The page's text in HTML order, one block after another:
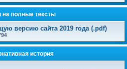
полные тексты
версию сайта 2019 года (.pdf)
история